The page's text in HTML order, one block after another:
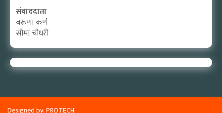
संवाददाता
बरूणा कर्ण
सीमा चौधरी
Designed by:PROTECH